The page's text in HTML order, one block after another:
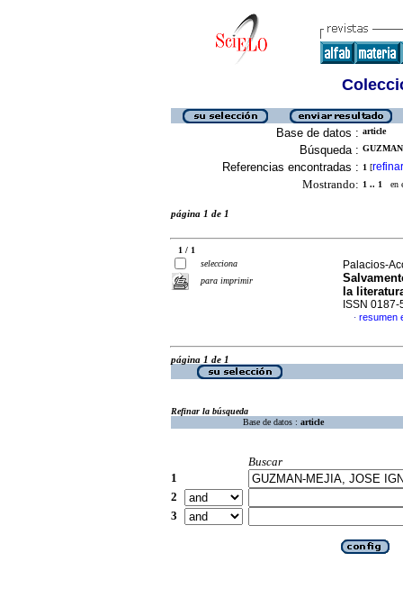
Base de datos : article
Búsqueda :
Referencias encontradas : 1 [refinar
Mostrando: 1 .. 1 en
página 1 de 1
1 / 1
selecciona
para imprimir
Palacios-
la
ISSN 0187-
· resumen
página 1 de 1
Refinar la búsqueda
Base de datos : article
Buscar
1
2
3